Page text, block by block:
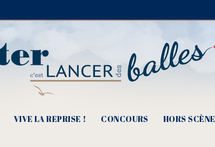
VIVE LA REPRISE ! CONCOURS HORS SCÈNE